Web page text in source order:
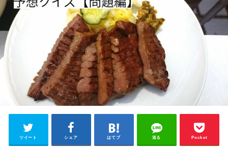
ツイート シェア はてブ 送る Pocket